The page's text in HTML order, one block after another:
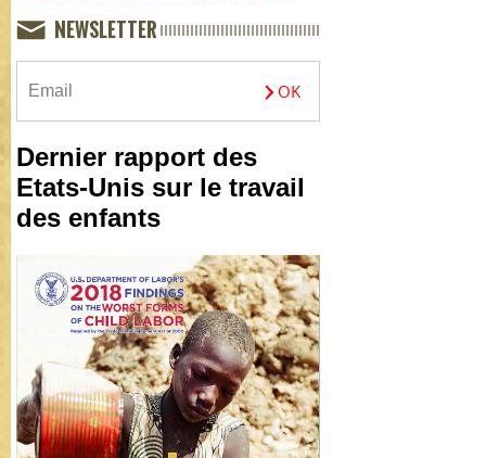
NEWSLETTER
Dernier rapport des
Etats-Unis sur le travail
des enfants